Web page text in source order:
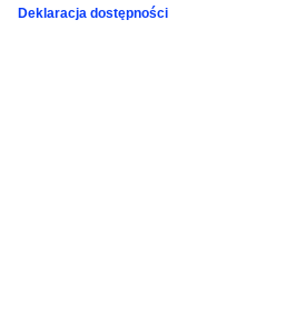
Deklaracja dostępności